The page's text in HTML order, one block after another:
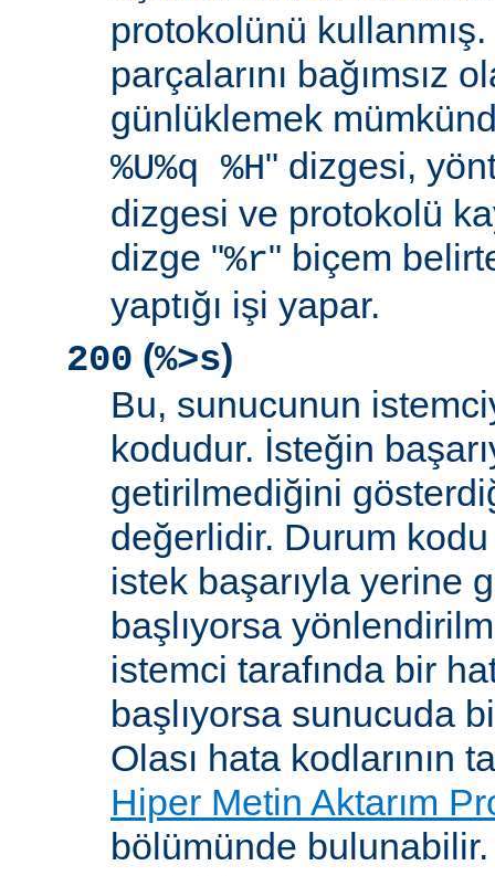
protokolünü kullanmış.
parçalarını bağımsız
günlüklemek
%U%q %H" dizgesi,
dizgesi ve protokolü
dizge "%r" biçem
yaptığı işi yapar.
200 (%>s)
Bu, sunucunun
kodudur. İsteğin
getirilmediğini
değerlidir. Durum
istek başarıyla yerine
başlıyorsa
istemci tarafında bir
başlıyorsa sunucuda
Olası hata kodlarının
Hiper Metin Aktarım
bölümünde bulunabilir.